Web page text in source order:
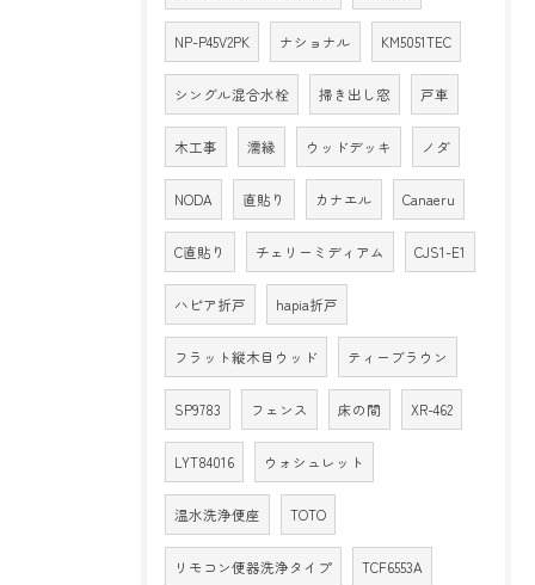
NP-P45V2PK ナショナル KM5051TEC
シングル混合水栓 掃き出し窓 戸車
木工事 濡縁 ウッドデッキ ノダ
NODA 直貼り カナエル Canaeru
C直貼り チェリーミディアム CJS1-E1
ハピア折戸 hapia折戸
フラット縦木目ウッド ティーブラウン
SP9783 フェンス 床の間 XR-462
LYT84016 ウォシュレット
温水洗浄便座 TOTO
リモコン便器洗浄タイプ TCF6553A